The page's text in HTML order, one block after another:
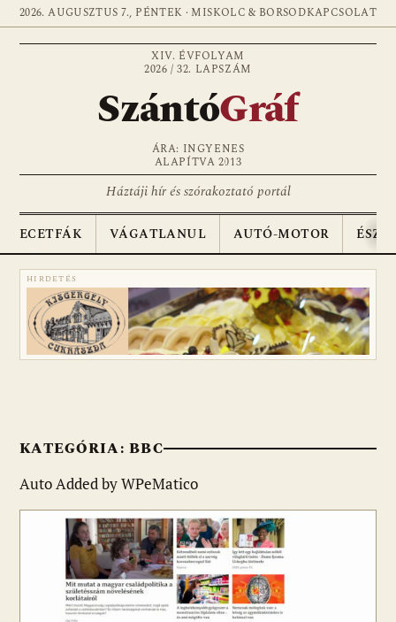
2026. AUGUSZTUS 7., PÉNTEK · MISKOLC & BORSODKAPCSOLAT
XIV. ÉVFOLYAM
2026 / 32. LAPSZÁM
SzántóGráf
ÁRA: INGYENES
ALAPÍTVA 2013
Háztáji hír és szórakoztató portál
ECETFÁK VÁGATLANUL AUTÓ-MOTOR
HIRDETÉS
KATEGÓRIA:BBC
Auto Added by WPeMatico